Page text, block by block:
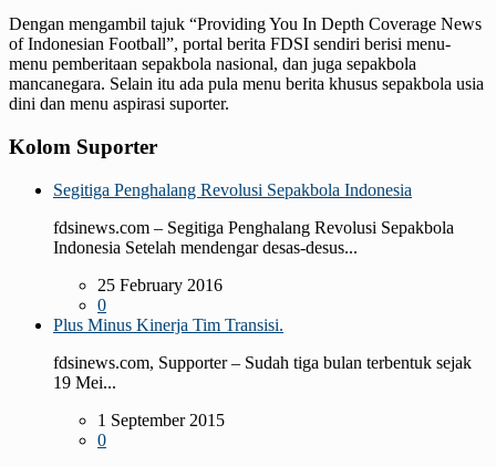
Dengan mengambil tajuk “Providing You In Depth Coverage News
of Indonesian Football”, portal berita FDSI sendiri berisi menu-
menu pemberitaan sepakbola nasional, dan juga sepakbola
mancanegara. Selain itu ada pula menu berita khusus sepakbola usia
dini dan menu aspirasi suporter.
Kolom Suporter
Segitiga Penghalang Revolusi Sepakbola Indonesia
fdsinews.com – Segitiga Penghalang Revolusi Sepakbola
Indonesia Setelah mendengar desas-desus...
25 February 2016
0
Plus Minus Kinerja Tim Transisi.
fdsinews.com, Supporter – Sudah tiga bulan terbentuk sejak
19 Mei...
1 September 2015
0